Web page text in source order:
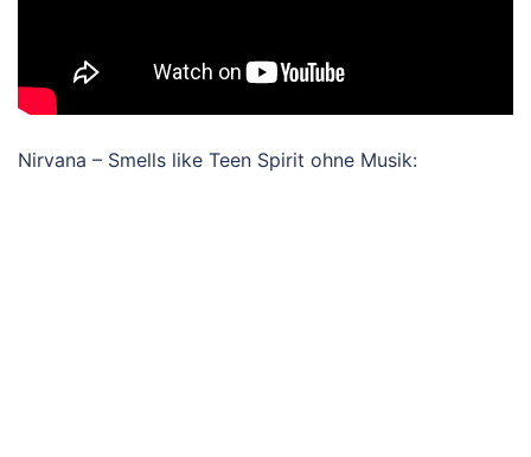
Nirvana – Smells like Teen Spirit ohne Musik: